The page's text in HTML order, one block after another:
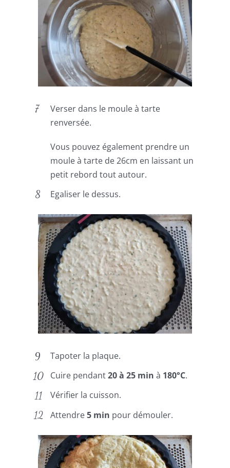
Verser dans le moule à tarte
renversée.
Vous pouvez également prendre un
moule à tarte de 26cm en laissant un
petit rebord tout autour.
Egaliser le dessus.
Tapoter la plaque.
Cuire pendant20 à 25 min à 180°C.
Vérifier la cuisson.
Attendre5 min pour démouler.